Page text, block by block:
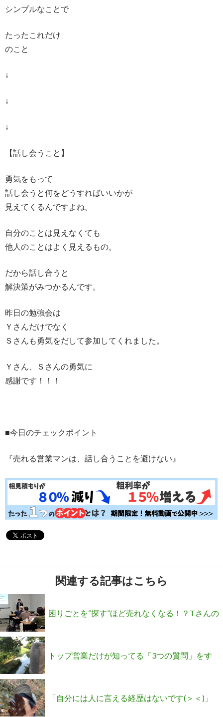
シンプルなことで
たったこれだけ
のこと
↓
↓
↓
【話し会うこと】
勇気をもって
話し会うと何をどうすればいいかが
見えてくるんですよね。
自分のことは見えなくても
他人のことはよく見えるもの。
だから話し合うと
解決策がみつかるんです。
昨日の勉強会は
Ｙさんだけでなく
Ｓさんも勇気をだして参加してくれました。
Ｙさん、Ｓさんの勇気に
感謝です！！！
■今日のチェックポイント
『売れる営業マンは、話し合うことを避けない』
関連する記事はこちら
困りごとを“探す”ほど売れなくなる！？Tさんの
契約率が2倍になった本当の理由
トップ営業だけが知ってる「3つの質問」をす
るだけで半自動で紹介連鎖を起こすセミナー＆
「自分には人に言える経歴はないです(＞＜)」